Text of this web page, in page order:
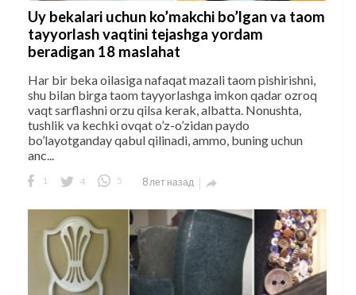
Uy bekalari uchun ko’makchi bo’lgan va taom
tayyorlash vaqtini tejashga yordam
beradigan 18 maslahat
Har bir beka oilasiga nafaqat mazali taom pishirishni,
shu bilan birga taom tayyorlashga imkon qadar ozroq
vaqt sarflashni orzu qilsa kerak, albatta. Nonushta,
tushlik va kechki ovqat o’z-o’zidan paydo
bo’layotganday qabul qilinadi, ammo, buning uchun
anc...
1 4 5 8 лет назад 